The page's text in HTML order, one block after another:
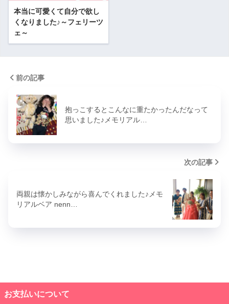
本当に可愛くて自分で欲し
くなりました♪～フェリーツ
ェ～
前の記事
抱っこするとこんなに重たかったんだなって
思いました♪メモリアル…
次の記事
両親は懐かしみながら喜んでくれました♪メモ
リアルベア nenn…
お支払いについて